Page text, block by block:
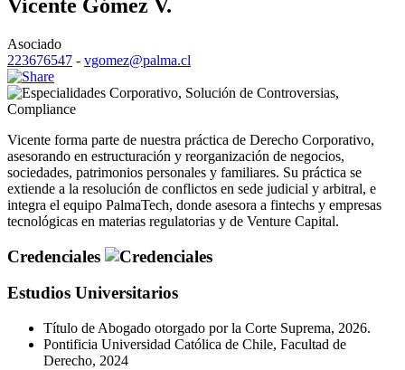
Vicente Gómez V.
Asociado
223676547 - vgomez@palma.cl
Corporativo, Solución de Controversias,
Compliance
Vicente forma parte de nuestra práctica de Derecho Corporativo,
asesorando en estructuración y reorganización de negocios,
sociedades, patrimonios personales y familiares. Su práctica se
extiende a la resolución de conflictos en sede judicial y arbitral, e
integra el equipo PalmaTech, donde asesora a fintechs y empresas
tecnológicas en materias regulatorias y de Venture Capital.
Credenciales
Estudios Universitarios
Título de Abogado otorgado por la Corte Suprema, 2026.
Pontificia Universidad Católica de Chile, Facultad de
Derecho, 2024